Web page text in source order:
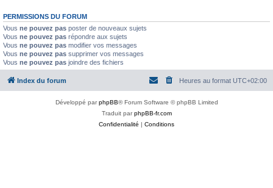
PERMISSIONS DU FORUM
Vous ne pouvez pas poster de nouveaux sujets
Vous ne pouvez pas répondre aux sujets
Vous ne pouvez pas modifier vos messages
Vous ne pouvez pas supprimer vos messages
Vous ne pouvez pas joindre des fichiers
Index du forum Heures au format UTC+02:00
Développé parphpBB® Forum Software © phpBB Limited
Traduit parphpBB-fr.com
Confidentialité | Conditions